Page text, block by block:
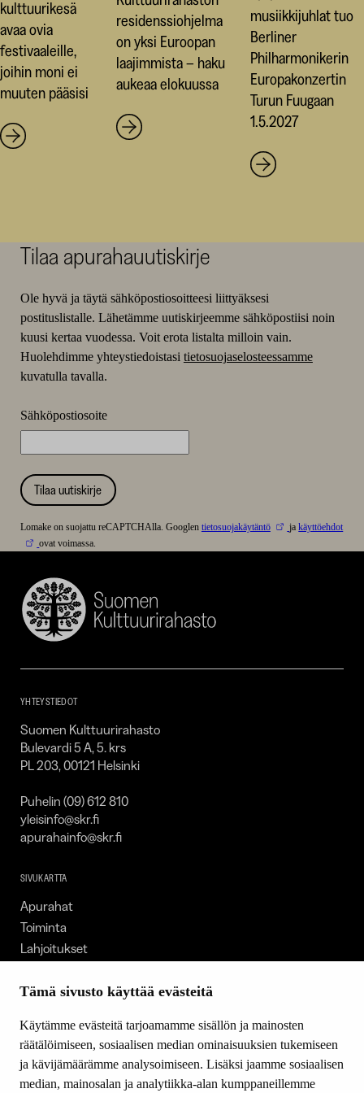
Tämä sivusto käyttää evästeitä
Käytämme evästeitä tarjoamamme sisällön ja mainosten
räätälöimiseen, sosiaalisen median ominaisuuksien tukemiseen
ja kävijämäärämme analysoimiseen. Lisäksi jaamme sosiaalisen
median, mainosalan ja analytiikka-alan kumppaneillemme
kulttuurikesä
avaa ovia
festivaaleille,
joihin moni ei
muuten pääsisi
residenssiohjelma
on yksi Euroopan
laajimmista – haku
aukeaa elokuussa
musiikkijuhlat tuo
Berliner
Philharmonikerin
Europakonzertin
Turun Fuugaan
1.5.2027
Tilaa apurahauutiskirje
Ole hyvä ja täytä sähköpostiosoitteesi liittyäksesi
postituslistalle. Lähetämme uutiskirjeemme sähköpostiisi noin
kuusi kertaa vuodessa. Voit erota listalta milloin vain.
Huolehdimme yhteystiedoistasi tietosuojaselosteessamme
kuvatulla tavalla.
Sähköpostiosoite
Tilaa uutiskirje
Lomake on suojattu reCAPTCHAlla. Googlen tietosuojakäytäntö jakäyttöehdot
ovat voimassa.
Suomen
Kulttuurirahasto
YHTEYSTIEDOT
Suomen Kulttuurirahasto
Bulevardi 5 A, 5. krs
PL 203, 00121 Helsinki
Puhelin (09) 612 810
yleisinfo@skr.fi
apurahainfo@skr.fi
SIVUKARTTA
Apurahat
Toiminta
Lahjoitukset
Ajankohtaista
Yhteystiedot
SEURAA MEITÄ